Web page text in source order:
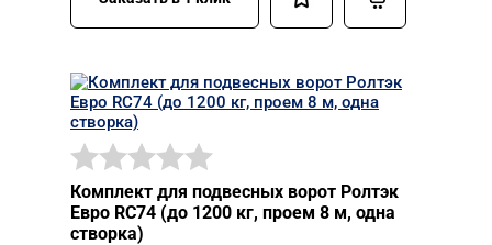
Комплект для подвесных ворот Ролтэк
Евро RC74 (до 1200 кг, проем 8 м, одна
створка)